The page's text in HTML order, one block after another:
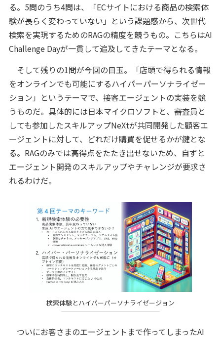
る。5問のうち4問は、「ECサイトにおける商品の検索体
験が長らく変わっていない」という課題感から、次世代
検索を実現するためのRAGの精度を競うもの。こちらはAI
Challenge Dayが一貫して追及してきたテーマとなる。
そして残りの1問が今回の目玉。「店頭で得られる情報
をオンラインでも可能にするハイパーパーソナライゼー
ション」というテーマで、接客エージェントの実装を競
うものだ。具体的には日本マイクロソフトと、審査員と
しても参加したスキルアップNeXtが共同開発した顧客エ
ージェントに対して、どれだけ購買を促せるかが鍵とな
る。RAGのみでは高得点をたたき出せないため、自ずと
エージェント開発のスキルアップやチャレンジが要求さ
れるわけだ。
検索体験とハイパーパーソナライゼージョン
ついにお客さまのエージェントまで作ってしまったAI